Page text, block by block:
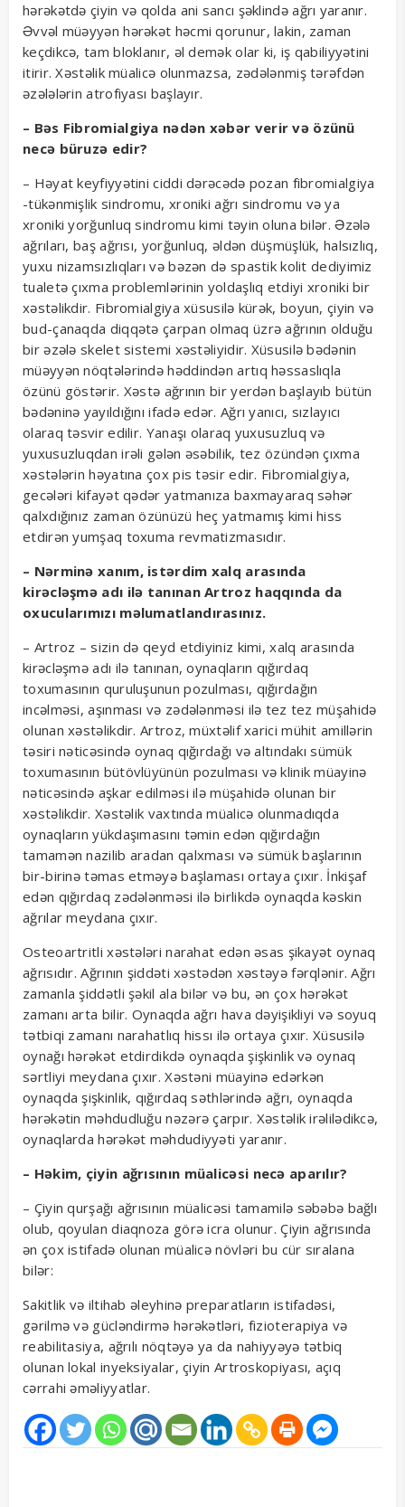
hərəkətdə çiyin və qolda ani sancı şəklində ağrı yaranır.
Əvvəl müəyyən hərəkət həcmi qorunur, lakin, zaman
keçdikcə, tam bloklanır, əl demək olar ki, iş qabiliyyətini
itirir. Xəstəlik müalicə olunmazsa, zədələnmiş tərəfdən
əzələlərin atrofiyası başlayır.
– Bəs Fibromialgiya nədən xəbər verir və özünü
necə büruzə edir?
– Həyat keyfiyyətini ciddi dərəcədə pozan fibromialgiya
-tükənmişlik sindromu, xroniki ağrı sindromu və ya
xroniki yorğunluq sindromu kimi təyin oluna bilər. Əzələ
ağrıları, baş ağrısı, yorğunluq, əldən düşmüşlük, halsızlıq,
yuxu nizamsızlıqları və bəzən də spastik kolit dediyimiz
tualetə çıxma problemlərinin yoldaşlıq etdiyi xroniki bir
xəstəlikdir. Fibromialgiya xüsusilə kürək, boyun, çiyin və
bud-çanaqda diqqətə çarpan olmaq üzrə ağrının olduğu
bir əzələ skelet sistemi xəstəliyidir. Xüsusilə bədənin
müəyyən nöqtələrində həddindən artıq həssaslıqla
özünü göstərir. Xəstə ağrının bir yerdən başlayıb bütün
bədəninə yayıldığını ifadə edər. Ağrı yanıcı, sızlayıcı
olaraq təsvir edilir. Yanaşı olaraq yuxusuzluq və
yuxusuzluqdan irəli gələn əsəbilik, tez özündən çıxma
xəstələrin həyatına çox pis təsir edir. Fibromialgiya,
gecələri kifayət qədər yatmanıza baxmayaraq səhər
qalxdığınız zaman özünüzü heç yatmamış kimi hiss
etdirən yumşaq toxuma revmatizmasıdır.
– Nərminə xanım, istərdim xalq arasında
kirəcləşmə adı ilə tanınan Artroz haqqında da
oxucularımızı məlumatlandırasınız.
– Artroz – sizin də qeyd etdiyiniz kimi, xalq arasında
kirəcləşmə adı ilə tanınan, oynaqların qığırdaq
toxumasının quruluşunun pozulması, qığırdağın
incəlməsi, aşınması və zədələnməsi ilə tez tez müşahidə
olunan xəstəlikdir. Artroz, müxtəlif xarici mühit amillərin
təsiri nəticəsində oynaq qığırdağı və altındakı sümük
toxumasının bütövlüyünün pozulması və klinik müayinə
nəticəsində aşkar edilməsi ilə müşahidə olunan bir
xəstəlikdir. Xəstəlik vaxtında müalicə olunmadıqda
oynaqların yükdaşımasını təmin edən qığırdağın
tamamən nazilib aradan qalxması və sümük başlarının
bir-birinə təmas etməyə başlaması ortaya çıxır. İnkişaf
edən qığırdaq zədələnməsi ilə birlikdə oynaqda kəskin
ağrılar meydana çıxır.
Osteoartritli xəstələri narahat edən əsas şikayət oynaq
ağrısıdır. Ağrının şiddəti xəstədən xəstəyə fərqlənir. Ağrı
zamanla şiddətli şəkil ala bilər və bu, ən çox hərəkət
zamanı arta bilir. Oynaqda ağrı hava dəyişikliyi və soyuq
tətbiqi zamanı narahatlıq hissı ilə ortaya çıxır. Xüsusilə
oynağı hərəkət etdirdikdə oynaqda şişkinlik və oynaq
sərtliyi meydana çıxır. Xəstəni müayinə edərkən
oynaqda şişkinlik, qığırdaq səthlərində ağrı, oynaqda
hərəkətin məhdudluğu nəzərə çarpır. Xəstəlik irəlilədikcə,
oynaqlarda hərəkət məhdudiyyəti yaranır.
– Həkim, çiyin ağrısının müalicəsi necə aparılır?
– Çiyin qurşağı ağrısının müalicəsi tamamilə səbəbə bağlı
olub, qoyulan diaqnoza görə icra olunur. Çiyin ağrısında
ən çox istifadə olunan müalicə növləri bu cür sıralana
bilər:
Sakitlik və iltihab əleyhinə preparatların istifadəsi,
gərilmə və gücləndirmə hərəkətləri, fizioterapiya və
reabilitasiya, ağrılı nöqtəyə ya da nahiyyəyə tətbiq
olunan lokal inyeksiyalar, çiyin Artroskopiyası, açıq
cərrahi əməliyyatlar.